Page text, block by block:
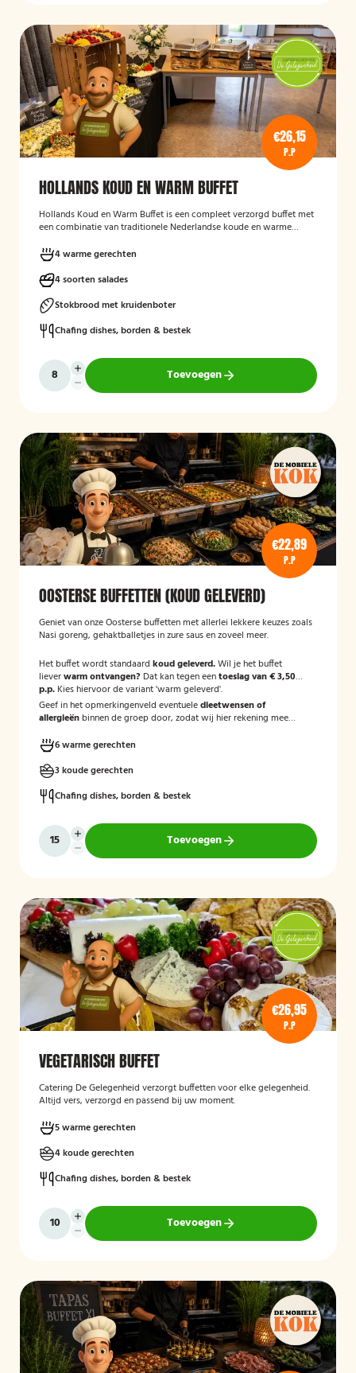
€26,15
P.P
HOLLANDS KOUD EN WARM BUFFET
Hollands Koud en Warm Buffet is een compleet verzorgd buffet met
een combinatie van traditionele Nederlandse koude en warme
bedrijfsbijeenkomsten en andere gelegenheden, en biedt een
gevarieerde keuze aan salades, warme vleesgerechten en
bijgerechten, zodat er voor iedere gast iets lekkers bij zit. Het buffet
wordt verzorgd geleverd en is bedoeld om gasten op een
toegankelijke en smakelijke manier te laten genieten van een typisch
Hollands buffetconcept.
4 warme gerechten
4 soorten salades
Stokbrood met kruidenboter
Chafing dishes, borden & bestek
Toevoegen
€22,89
P.P
OOSTERSE BUFFETTEN (KOUD GELEVERD)
Geniet van onze Oosterse buffetten met allerlei lekkere keuzes zoals
Nasi goreng, gehaktballetjes in zure saus en zoveel meer.
Het buffet wordt standaard koud geleverd.Wil je het buffet
lieverwarm ontvangen? Dat kan tegen eentoeslag van € 3,50
p.p. Kies hiervoor de variant 'warm geleverd'.
Geef in het opmerkingenveld eventueledieetwensen of
allergieën binnen de groep door, zodat wij hier rekening mee
6 warme gerechten
3 koude gerechten
Chafing dishes, borden & bestek
Toevoegen
€26,95
P.P
VEGETARISCH BUFFET
Catering De Gelegenheid verzorgt buffetten voor elke gelegenheid.
Altijd vers, verzorgd en passend bij uw moment.
5 warme gerechten
4 koude gerechten
Chafing dishes, borden & bestek
Toevoegen